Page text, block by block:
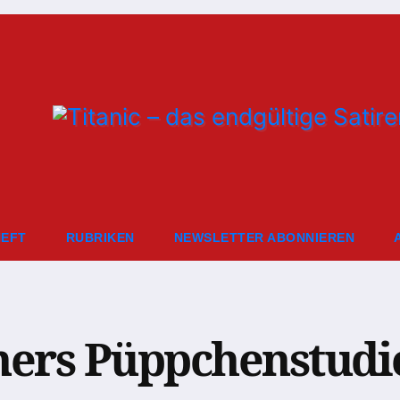
RUBRIKEN NEWSLETTER ABONNIEREN